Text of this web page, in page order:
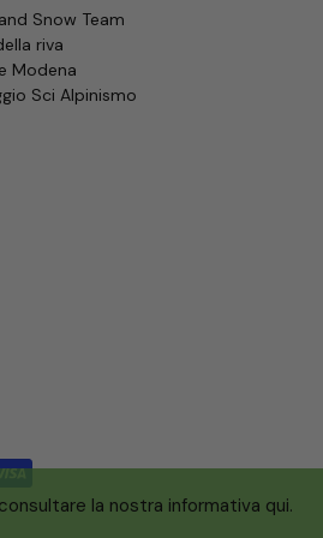
Snow Team
riva
Modena
Sci Alpinismo
la nostra informativa qui.